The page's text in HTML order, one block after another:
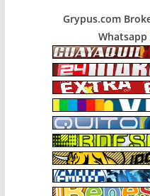
Grypus.com
Whatsapp